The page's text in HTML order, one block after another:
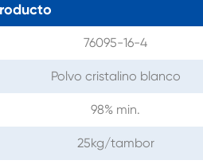
76095-16-4
Polvo cristalino blanco
98% min.
25kg/tambor